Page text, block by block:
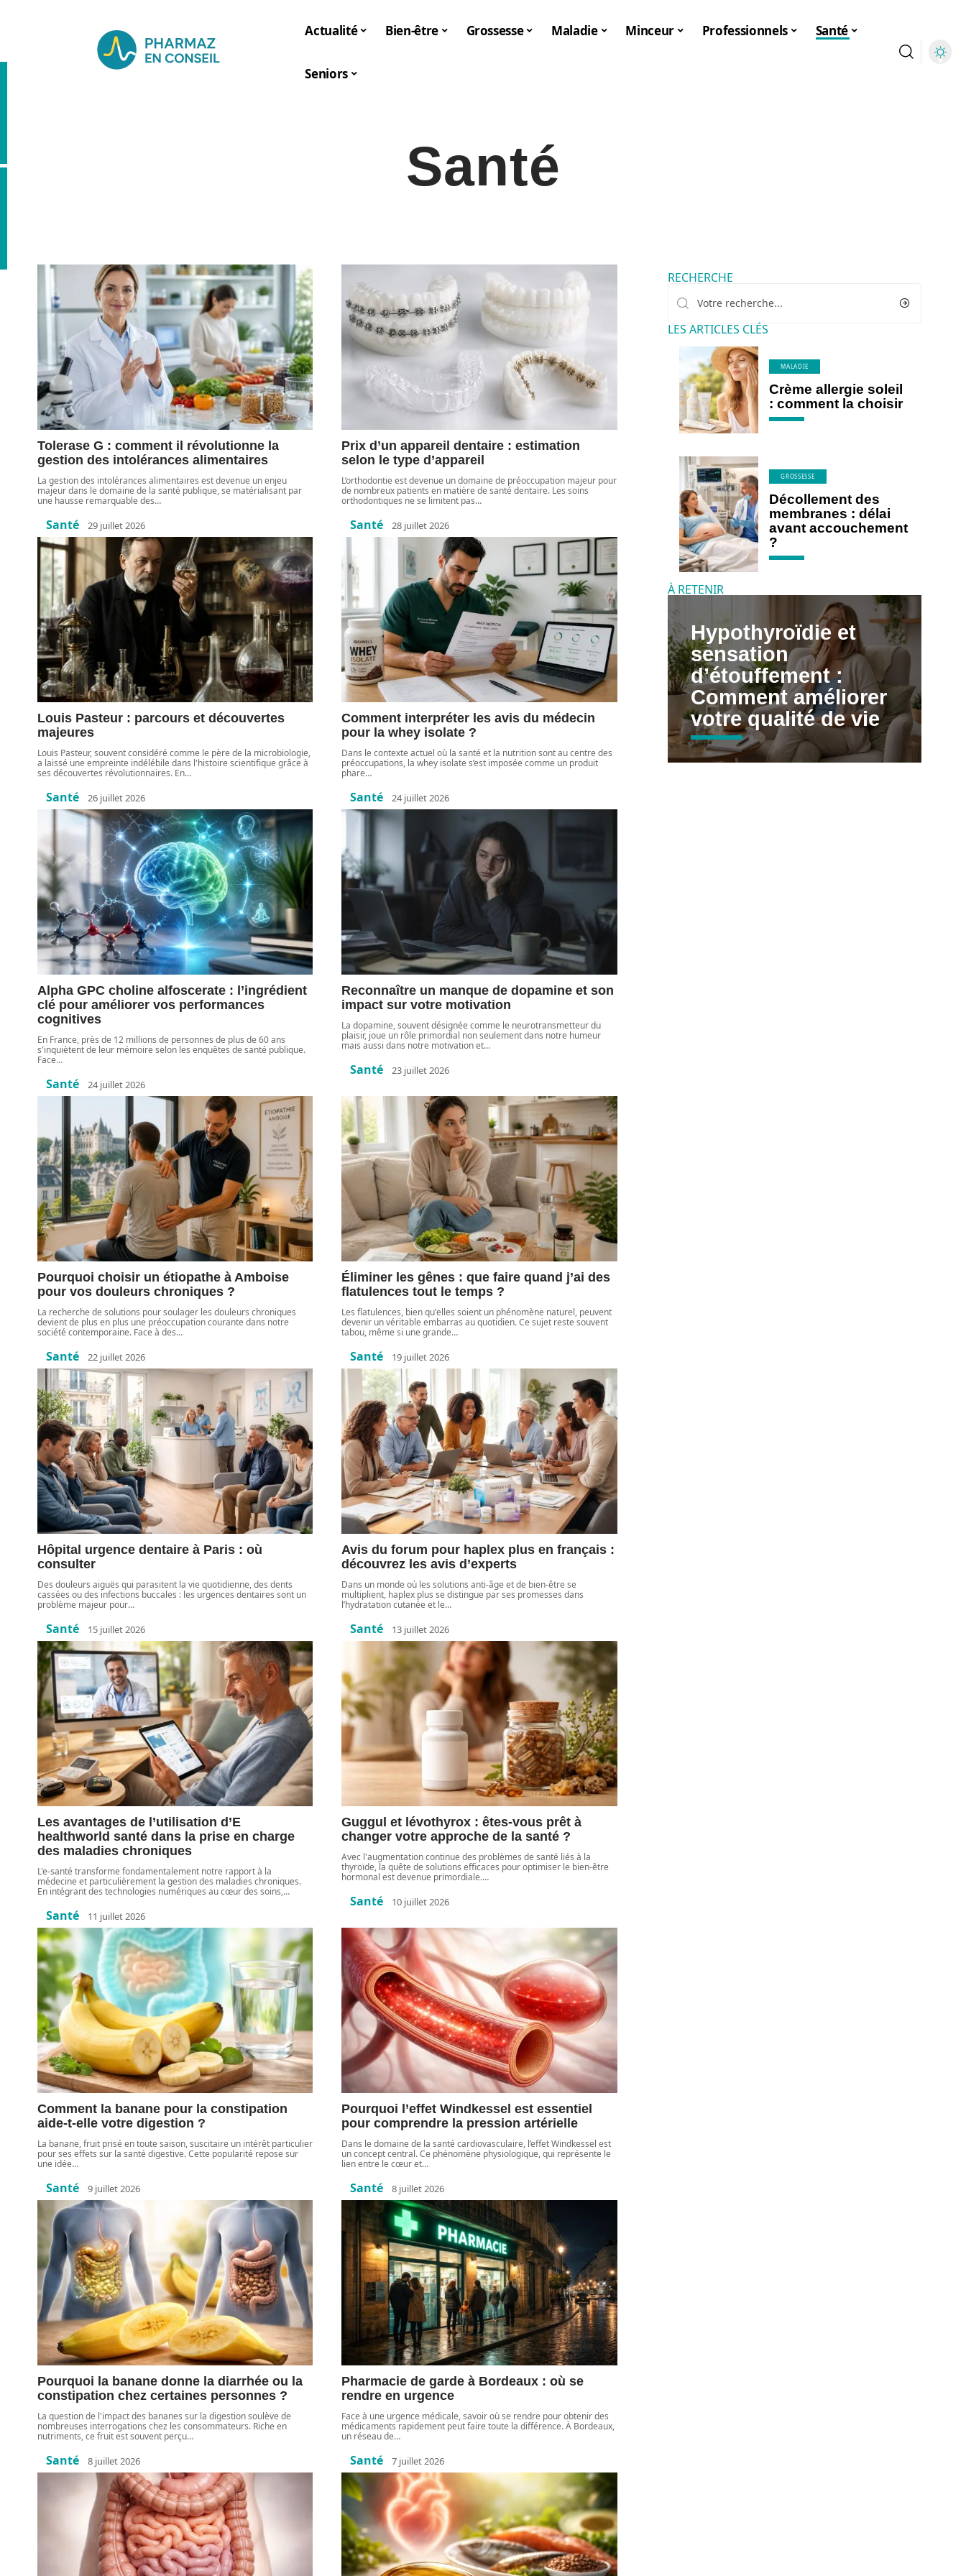
Actualité Bien-être Grossesse Maladie Minceur Professionnels Santé
Seniors
Santé
Tolerase G : comment il révolutionne la
gestion des intolérances alimentaires
La gestion des intolérances alimentaires est devenue un enjeu
majeur dans le domaine de la santé publique, se matérialisant par
une hausse remarquable des…
Santé 29 juillet 2026
Prix d’un appareil dentaire : estimation
selon le type d’appareil
L’orthodontie est devenue un domaine de préoccupation majeur pour
de nombreux patients en matière de santé dentaire. Les soins
orthodontiques ne se limitent pas…
Santé 28 juillet 2026
Louis Pasteur : parcours et découvertes
majeures
Louis Pasteur, souvent considéré comme le père de la microbiologie,
a laissé une empreinte indélébile dans l'histoire scientifique grâce à
ses découvertes révolutionnaires. En…
Santé 26 juillet 2026
Comment interpréter les avis du médecin
pour la whey isolate ?
Dans le contexte actuel où la santé et la nutrition sont au centre des
préoccupations, la whey isolate s’est imposée comme un produit
phare…
Santé 24 juillet 2026
Alpha GPC choline alfoscerate : l’ingrédient
clé pour améliorer vos performances
cognitives
En France, près de 12 millions de personnes de plus de 60 ans
s'inquiètent de leur mémoire selon les enquêtes de santé publique.
Face…
Santé 24 juillet 2026
Reconnaître un manque de dopamine et son
impact sur votre motivation
La dopamine, souvent désignée comme le neurotransmetteur du
plaisir, joue un rôle primordial non seulement dans notre humeur
mais aussi dans notre motivation et…
Santé 23 juillet 2026
Pourquoi choisir un étiopathe à Amboise
pour vos douleurs chroniques ?
La recherche de solutions pour soulager les douleurs chroniques
devient de plus en plus une préoccupation courante dans notre
société contemporaine. Face à des…
Santé 22 juillet 2026
Éliminer les gênes : que faire quand j’ai des
flatulences tout le temps ?
Les flatulences, bien qu'elles soient un phénomène naturel, peuvent
devenir un véritable embarras au quotidien. Ce sujet reste souvent
tabou, même si une grande…
Santé 19 juillet 2026
Hôpital urgence dentaire à Paris : où
consulter
Des douleurs aiguës qui parasitent la vie quotidienne, des dents
cassées ou des infections buccales : les urgences dentaires sont un
problème majeur pour…
Santé 15 juillet 2026
Avis du forum pour haplex plus en français :
découvrez les avis d’experts
Dans un monde où les solutions anti-âge et de bien-être se
multiplient, haplex plus se distingue par ses promesses dans
l’hydratation cutanée et le…
Santé 13 juillet 2026
Les avantages de l’utilisation d’E
healthworld santé dans la prise en charge
des maladies chroniques
L'e-santé transforme fondamentalement notre rapport à la
médecine et particulièrement la gestion des maladies chroniques.
En intégrant des technologies numériques au cœur des soins,…
Santé 11 juillet 2026
Guggul et lévothyrox : êtes-vous prêt à
changer votre approche de la santé ?
Avec l'augmentation continue des problèmes de santé liés à la
thyroïde, la quête de solutions efficaces pour optimiser le bien-être
hormonal est devenue primordiale.…
Santé 10 juillet 2026
Comment la banane pour la constipation
aide-t-elle votre digestion ?
La banane, fruit prisé en toute saison, suscitaire un intérêt particulier
pour ses effets sur la santé digestive. Cette popularité repose sur
une idée…
Santé 9 juillet 2026
Pourquoi l’effet Windkessel est essentiel
pour comprendre la pression artérielle
Dans le domaine de la santé cardiovasculaire, l’effet Windkessel est
un concept central. Ce phénomène physiologique, qui représente le
lien entre le cœur et…
Santé 8 juillet 2026
Pourquoi la banane donne la diarrhée ou la
constipation chez certaines personnes ?
La question de l'impact des bananes sur la digestion soulève de
nombreuses interrogations chez les consommateurs. Riche en
nutriments, ce fruit est souvent perçu…
Santé 8 juillet 2026
Pharmacie de garde à Bordeaux : où se
rendre en urgence
Face à une urgence médicale, savoir où se rendre pour obtenir des
médicaments rapidement peut faire toute la différence. À Bordeaux,
un réseau de…
Santé 7 juillet 2026
RECHERCHE
LES ARTICLES CLÉS
MALADIE
Crème allergie soleil
: comment la choisir
GROSSESSE
Décollement des
membranes : délai
avant accouchement
?
À RETENIR
Hypothyroïdie et
sensation
d’étouffement :
Comment améliorer
votre qualité de vie